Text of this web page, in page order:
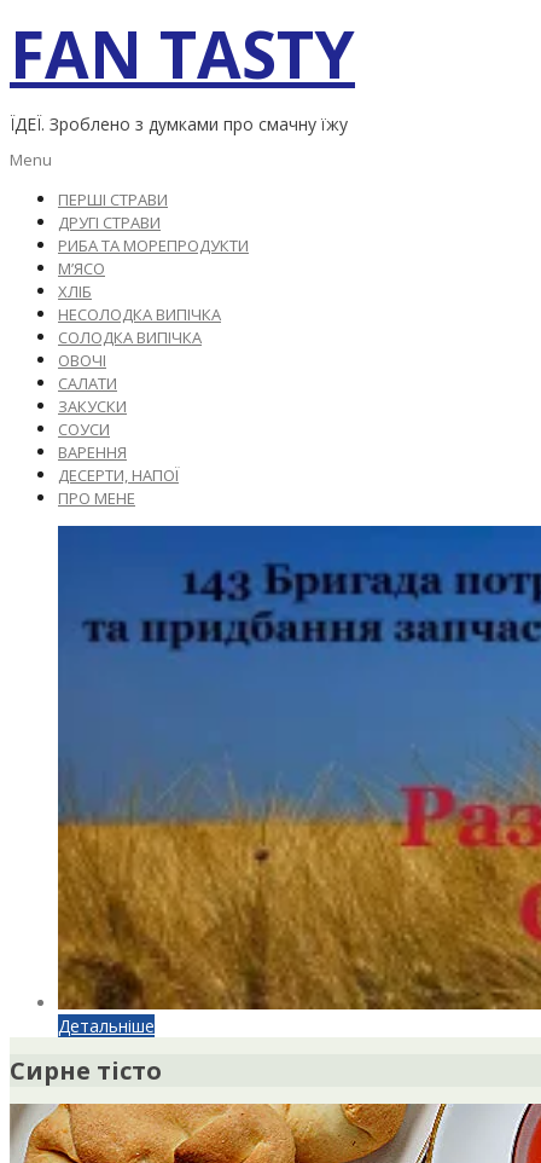
content
FAN TASTY
ЇДЕЇ. Зроблено з думками про смачну їжу
Primary
Menu
Menu
ПЕРШІ СТРАВИ
ДРУГІ СТРАВИ
РИБА ТА МОРЕПРОДУКТИ
М’ЯСО
ХЛІБ
НЕСОЛОДКА ВИПІЧКА
СОЛОДКА ВИПІЧКА
ОВОЧІ
САЛАТИ
ЗАКУСКИ
СОУСИ
ВАРЕННЯ
ДЕСЕРТИ, НАПОЇ
ПРО МЕНЕ
Детальніше
Сирне тісто